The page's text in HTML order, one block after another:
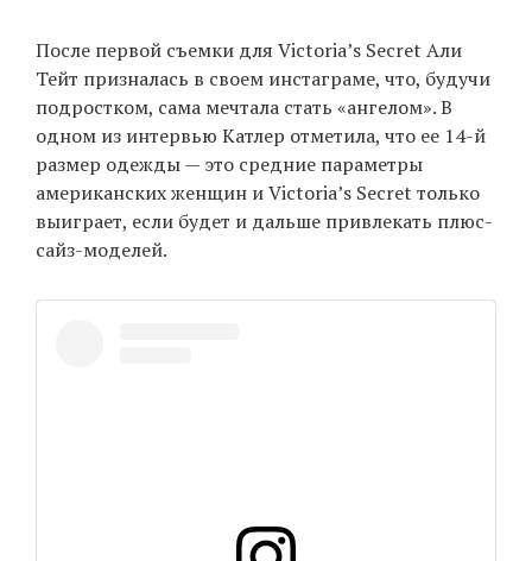
После первой съемки для Victoria’s Secret Али
Тейт призналась в своем инстаграме, что, будучи
подростком, сама мечтала стать «ангелом». В
одном из интервью Катлер отметила, что ее 14-й
размер одежды — это средние параметры
американских женщин и Victoria’s Secret только
выиграет, если будет и дальше привлекать плюс-
сайз-моделей.